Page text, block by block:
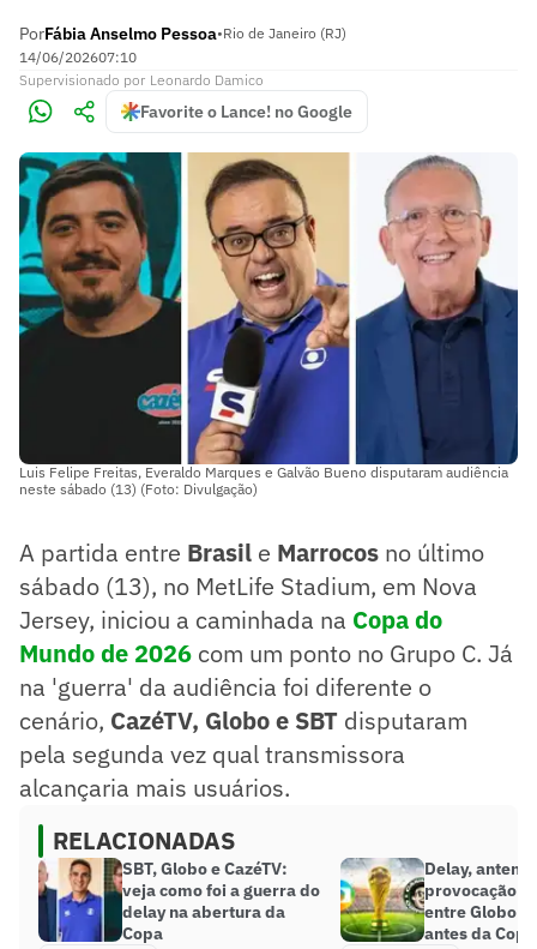
PorFábia Anselmo Pessoa•Rio de Janeiro (RJ)
14/06/202607:10
Supervisionado por Leonardo Damico
Favorite o Lance! no Google
Luis Felipe Freitas, Everaldo Marques e Galvão Bueno disputaram audiência
neste sábado (13) (Foto: Divulgação)
A partida entre Brasil e Marrocos no último
sábado (13), no MetLife Stadium, em Nova
Jersey, iniciou a caminhada na Copa do
Mundo de 2026 com um ponto no Grupo C. Já
na 'guerra' da audiência foi diferente o
cenário, CazéTV, Globo e SBT disputaram
pela segunda vez qual transmissora
alcançaria mais usuários.
RELACIONADAS
SBT, Globo e CazéTV:
veja como foi a guerra do
delay na abertura da
Copa
Delay, antena
provocação:
entre Globo e
antes da Copa